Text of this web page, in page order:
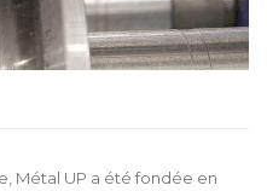
Métal UP a été fondée en